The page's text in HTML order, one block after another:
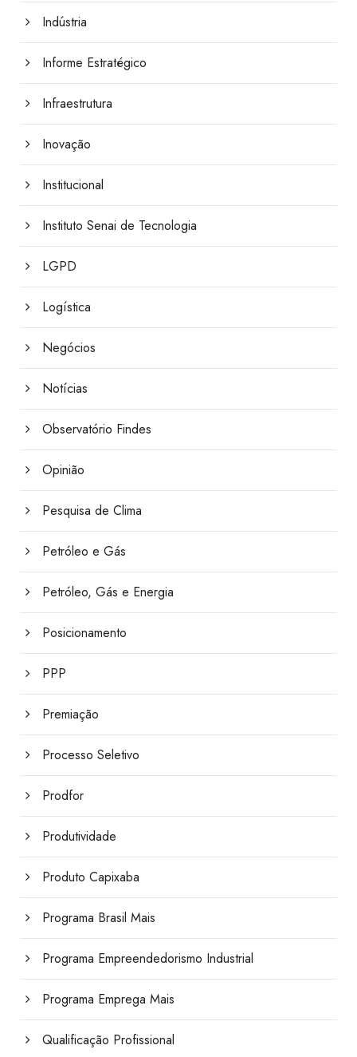
Indústria
Informe Estratégico
Infraestrutura
Inovação
Institucional
Instituto Senai de Tecnologia
LGPD
Logística
Negócios
Notícias
Observatório Findes
Opinião
Pesquisa de Clima
Petróleo e Gás
Petróleo, Gás e Energia
Posicionamento
PPP
Premiação
Processo Seletivo
Prodfor
Produtividade
Produto Capixaba
Programa Brasil Mais
Programa Empreendedorismo Industrial
Programa Emprega Mais
Qualificação Profissional